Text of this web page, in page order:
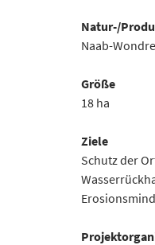
Natur-/
Naab-
Größe
18 ha
Ziele
Schutz der